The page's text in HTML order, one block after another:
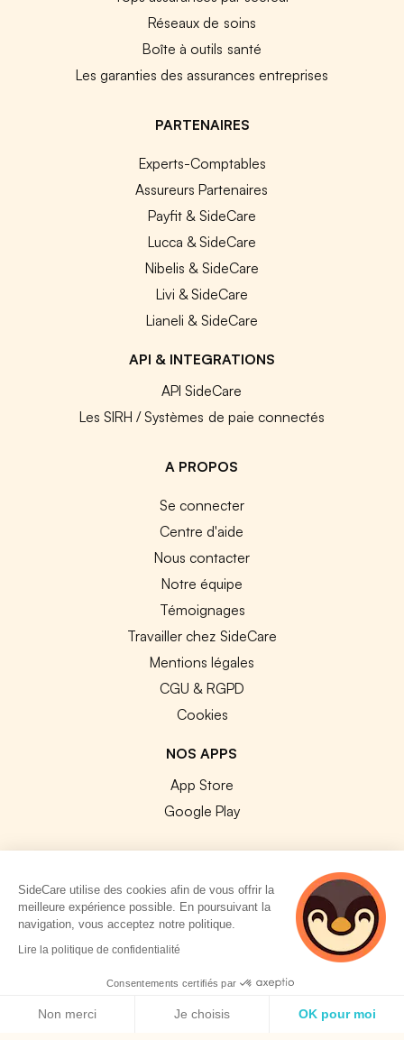
Réseaux de soins
Boîte à outils santé
Les garanties des assurances entreprises
PARTENAIRES
Experts-Comptables
Assureurs Partenaires
Payfit & SideCare
Lucca & SideCare
Nibelis & SideCare
Livi & SideCare
Lianeli & SideCare
API & INTEGRATIONS
API SideCare
Les SIRH / Systèmes de paie connectés
A PROPOS
Se connecter
Centre d'aide
Nous contacter
Notre équipe
Témoignages
Travailler chez SideCare
Mentions légales
CGU & RGPD
Cookies
NOS APPS
App Store
Google Play
© 2026 SideCare. Tous droits réservés.
SideCare utilise des cookies afin de vous offrir la
meilleure expérience possible. En poursuivant la
navigation, vous acceptez notre politique.
Lire la politique de confidentialité
Consentements certifiés par
Non merci Je choisis OK pour moi
4 personnes
consultent
actuellement cette